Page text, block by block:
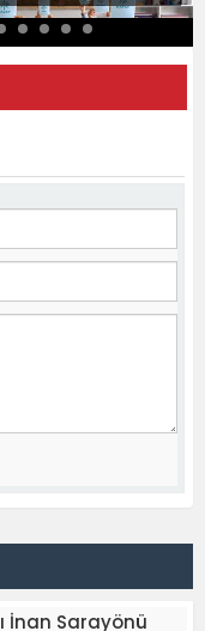
İnan Sarayönü